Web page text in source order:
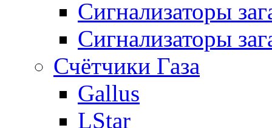
Сигнализаторы
Сигнализаторы
Счётчики Газа
Gallus
LStar